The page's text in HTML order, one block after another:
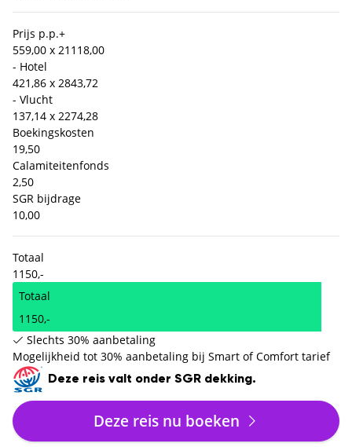
Prijs p.p.+
559,00 x 21118,00
- Hotel
421,86 x 2843,72
- Vlucht
137,14 x 2274,28
Boekingskosten
19,50
Calamiteitenfonds
2,50
SGR bijdrage
10,00
Totaal
1150,-
Totaal
1150,-
Slechts 30% aanbetaling
Mogelijkheid tot 30% aanbetaling bij Smart of Comfort tarief
Deze reis valt onder SGR dekking.
Deze reis nu boeken